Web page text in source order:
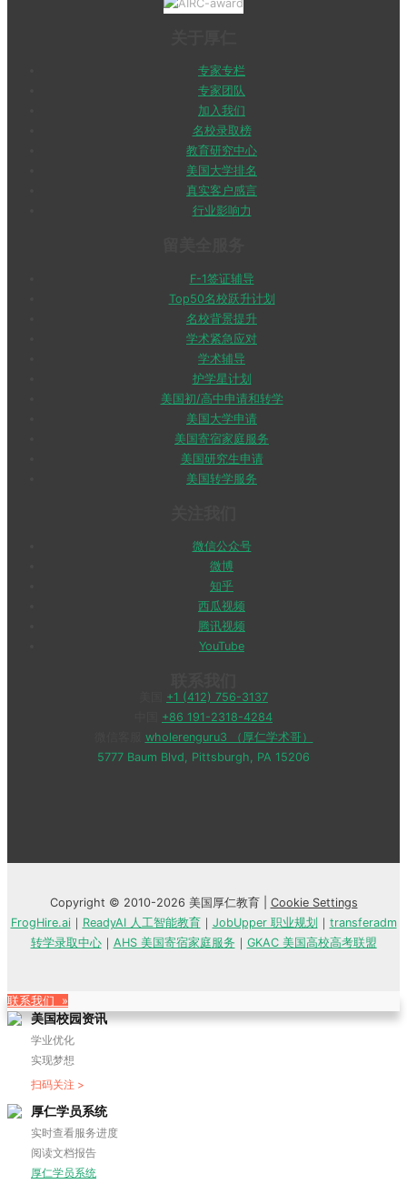
专家专栏
专家团队
加入我们
名校录取榜
教育研究中心
美国大学排名
真实客户感言
行业影响力
F-1签证辅导
Top50名校跃升计划
名校背景提升
学术紧急应对
学术辅导
护学星计划
美国初/高中申请和转学
美国大学申请
美国寄宿家庭服务
美国研究生申请
美国转学服务
微信公众号
微博
知乎
西瓜视频
腾讯视频
YouTube
+1 (412) 756-3137
+86 191-2318-4284
wholerenguru3 （厚仁学术哥）
5777 Baum Blvd, Pittsburgh, PA 15206
Copyright © 2010-2026 美国厚仁教育 | Cookie Settings
FrogHire.ai｜ ReadyAI 人工智能教育｜ JobUpper 职业规划 ｜ transferadm
转学录取中心｜ AHS 美国寄宿家庭服务 ｜ GKAC 美国高校高考联盟
联系我们 »
美国校园资讯
学业优化
实现梦想
扫码关注 >
厚仁学员系统
实时查看服务进度
阅读文档报告
厚仁学员系统